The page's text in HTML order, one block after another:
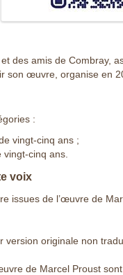
des amis de Combray,
son œuvre, organise en
:
vingt-cinq ans ;
cinq ans.
voix
issues de l’œuvre de
originale non
de Marcel Proust